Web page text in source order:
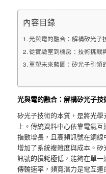
內容目錄
光與電的融合：解構矽光子
從實驗室到機房：技術挑戰
重塑未來藍圖：矽光子引領
光與電的融合：解構矽光子技
矽光子技術的本質，是將光
上。傳統資料中心依靠電氣
指數增長，且高頻訊號在銅線
增加了系統複雜度與成本。
訊號的損耗極低，能夠在單
傳輸速率，頻寬潛力是電互連